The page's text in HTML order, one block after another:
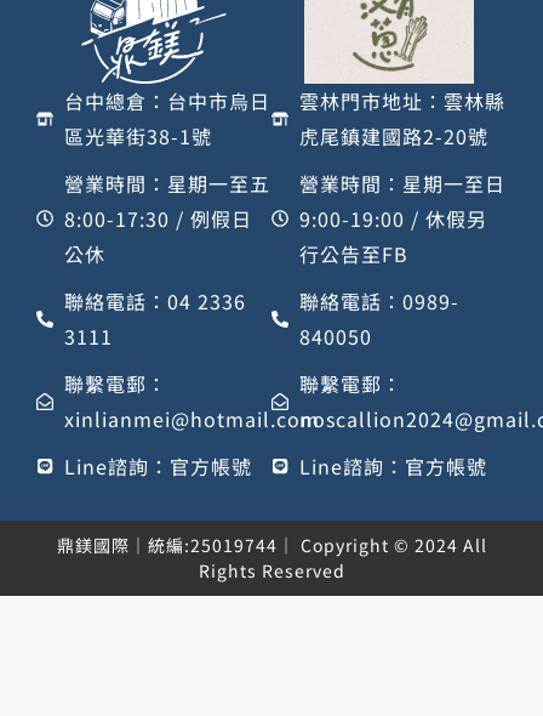
台中總倉：台中市烏日
區光華街38-1號
營業時間：星期一至五
8:00-17:30 / 例假日
公休
聯絡電話：04 2336
3111
聯繫電郵：
xinlianmei@hotmail.com
Line諮詢：官方帳號
雲林門市地址：雲林縣
虎尾鎮建國路2-20號
營業時間：星期一至日
9:00-19:00 / 休假另
行公告至FB
聯絡電話：0989-
840050
聯繫電郵：
Line諮詢：官方帳號
鼎鎂國際｜統編:25019744｜ Copyright © 2024 All
Rights Reserved